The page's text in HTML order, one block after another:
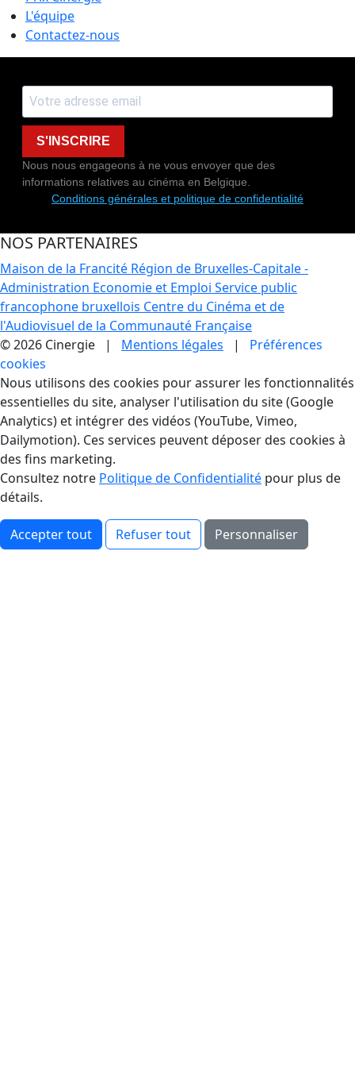
L'équipe
Contactez-nous
S'INSCRIRE
Nous nous engageons à ne vous envoyer que des
informations relatives au cinéma en Belgique.
Conditions générales et politique de confidentialité
NOS PARTENAIRES
Maison de la Francité Région de Bruxelles-Capitale -
Administration Economie et Emploi Service public
francophone bruxellois Centre du Cinéma et de
l'Audiovisuel de la Communauté Française
© 2026 Cinergie | Mentions légales | Préférences
cookies
Gestion des Cookies
Nous utilisons des cookies pour assurer les fonctionnalités
essentielles du site, analyser l'utilisation du site (Google
Analytics) et intégrer des vidéos (YouTube, Vimeo,
Dailymotion). Ces services peuvent déposer des cookies à
des fins marketing.
Consultez notre Politique de Confidentialité pour plus de
détails.
Accepter tout Refuser tout Personnaliser